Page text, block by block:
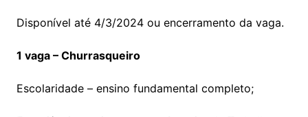
Disponível até 4/3/2024 ou encerramento da vaga.
1 vaga – Churrasqueiro
Escolaridade – ensino fundamental completo;